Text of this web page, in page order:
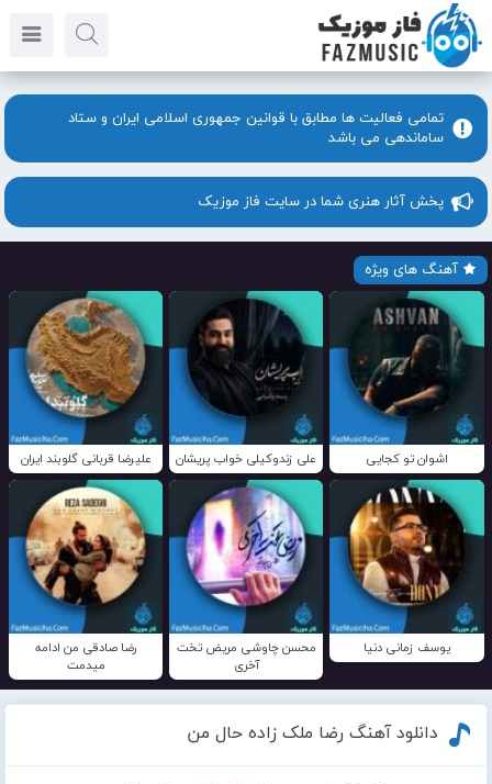
تمامی فعالیت ها مطابق با قوانین جمهوری اسلامی ایران و ستاد
ساماندهی می باشد
پخش آثار هنری شما در سایت فاز موزیک
آهنگ های ویژه
اشوان تو کجایی علی زندوکیلی خواب پریشان علیرضا قربانی گلوبند ایران
یوسف زمانی دنیا
محسن چاوشی مریض تخت
آخری
رضا صادقی من ادامه
میدمت
دانلود آهنگ رضا ملک زاده حال من